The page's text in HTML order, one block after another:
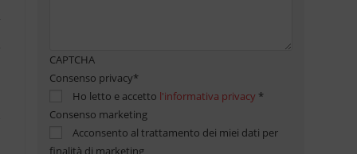
CAPTCHA
Consenso privacy*
Ho letto e accetto l'informativa privacy *
Consenso marketing
Acconsento al trattamento dei miei dati per
finalità di marketing